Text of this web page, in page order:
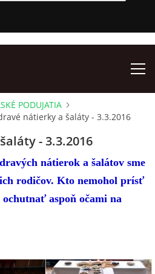
VZDELÁVANIE NA
PODUJATIA
nátierky a šaláty - 3.3.2016
- 3.3.2016
nátierok a šalátov sme
rodičov. Kto nemohol prísť
aspoň očami na